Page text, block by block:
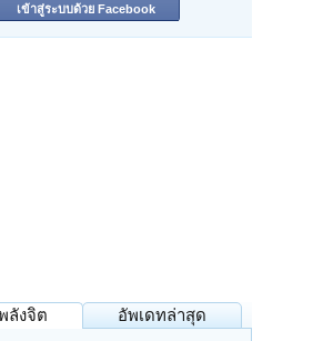
เข้าสู่ระบบด้วย Facebook
ลังจิต อัพเดทล่าสุด